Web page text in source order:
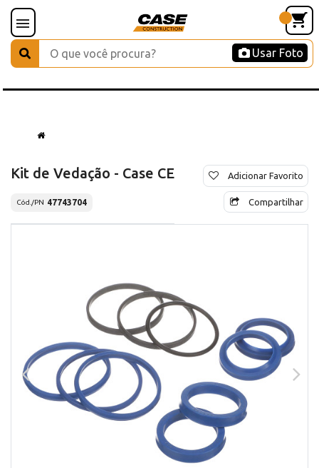
Usar Foto
Kit de Vedação - Case CE
Cód./PN 47743704
Adicionar Favorito
Compartilhar